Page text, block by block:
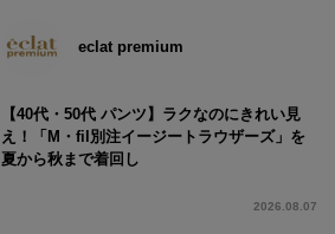
eclat premium
【40代・50代 パンツ】ラクなのにきれい見
え！「M・fil別注イージートラウザーズ」を
夏から秋まで着回し
2026.08.07